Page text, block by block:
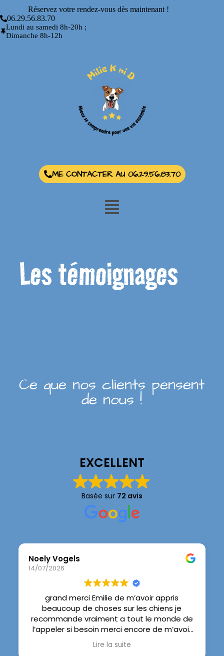
Réservez votre rendez-vous dès maintenant !
06.29.56.83.70
Lundi au samedi 8h-20h ;
Dimanche 8h-12h
ME CONTACTER AU 06.29.56.83.70
Les témoignages
Ce que nos clients pensent
de nous !
EXCELLENT
Basée sur 72 avis
Noely Vogels
14/07/2026
grand merci Emilie de m’avoir appris
beaucoup de choses sur les chiens je
recommande vraiment a tout le monde de
l’appeler si besoin merci encore de m’avoir
pris en stage et dsl pour le retard encore
grand merci a Emilie
Lire la suite